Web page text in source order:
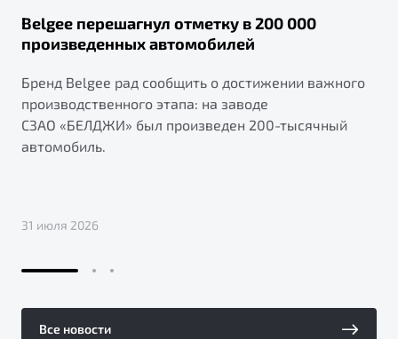
Belgee перешагнул отметку в 200 000
произведенных автомобилей
Бренд Belgee рад сообщить о достижении важного
производственного этапа: на заводе
СЗАО «БЕЛДЖИ» был произведен 200-тысячный
автомобиль.
31 июля 2026
Все новости